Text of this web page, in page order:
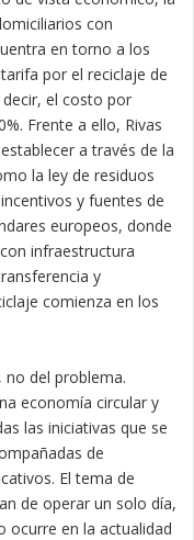
con
en torno a los
por el reciclaje de
el costo por
Frente a ello, Rivas
a través de la
la ley de residuos
y fuentes de
europeos, donde
infraestructura
y
comienza en los
no del problema.
economía circular y
las iniciativas que se
de
El tema de
de operar un solo día,
ocurre en la actualidad